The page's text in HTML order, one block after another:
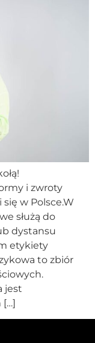
i zwroty
w Polsce.W
służą do
dystansu
etykiety
to zbiór
jest
[…]